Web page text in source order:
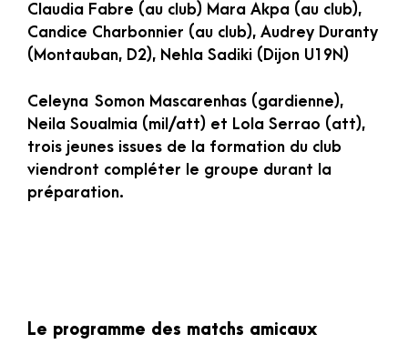
Claudia Fabre (au club) Mara Akpa (au club),
Candice Charbonnier (au club), Audrey Duranty
(Montauban, D2), Nehla Sadiki (Dijon U19N)
Celeyna Somon Mascarenhas (gardienne),
Neila Soualmia (mil/att) et Lola Serrao (att),
trois jeunes issues de la formation du club
viendront compléter le groupe durant la
préparation.
Le programme des matchs amicaux